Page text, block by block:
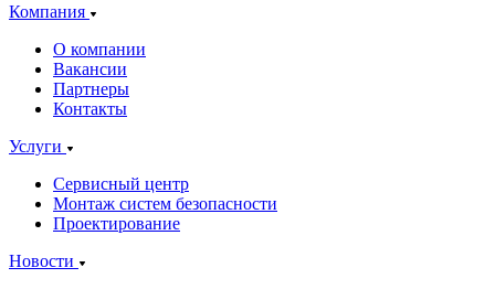
Компания
О компании
Вакансии
Партнеры
Контакты
Услуги
Сервисный центр
Монтаж систем безопасности
Проектирование
Новости